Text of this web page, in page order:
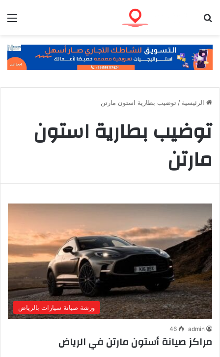
الرئيسية / توضيب بطارية استون مارتن
توضيب بطارية استون
مارتن
ورشة صيانة سيارات بالرياض
admin
46
مراكز صيانة أستون مارتن في الرياض